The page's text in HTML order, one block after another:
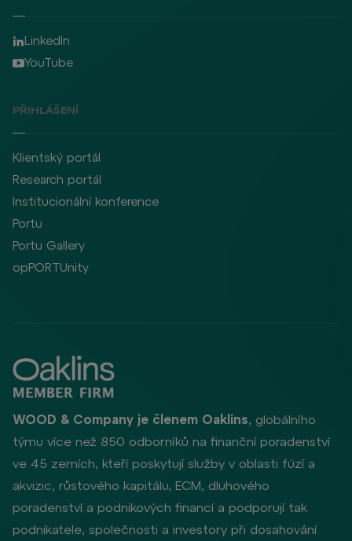
LinkedIn
YouTube
PŘIHLÁŠENÍ
Klientský portál
Research portál
Institucionální konference
Portu
Portu Gallery
opPORTUnity
WOOD & Company je členem Oaklins, globálního
týmu více než 850 odborníků na finanční poradenství
ve 45 zemích, kteří poskytují služby v oblasti fúzí a
akvizic, růstového kapitálu, ECM, dluhového
poradenství a podnikových financí a podporují tak
podnikatele, společnosti a investory při dosahování